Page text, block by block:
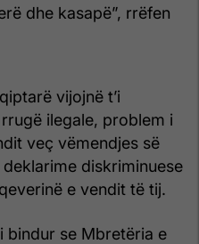
dhe kasapë”, rrëfen
vijojnë t’i
ilegale, problem i
veç vëmendjes së
diskriminuese
e vendit të tij.
bindur se Mbretëria e